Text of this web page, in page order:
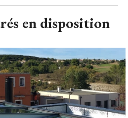
en disposition